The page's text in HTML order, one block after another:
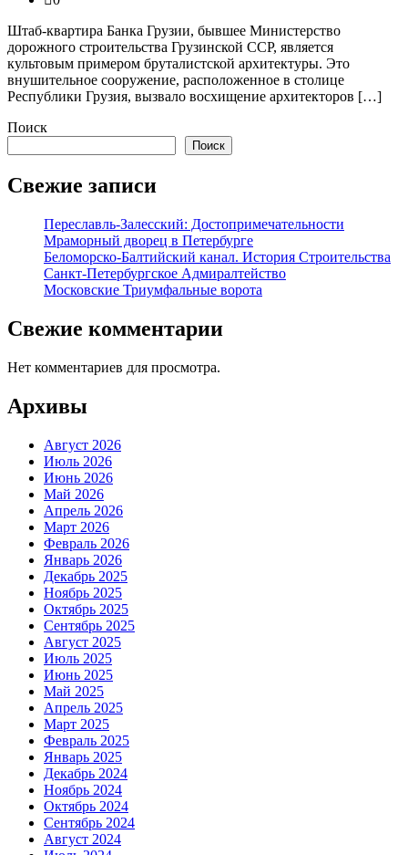
Штаб-квартира Банка Грузии, бывшее Министерство
дорожного строительства Грузинской ССР, является
культовым примером бруталистской архитектуры. Это
внушительное сооружение, расположенное в столице
Республики Грузия, вызвало восхищение архитекторов […]
Поиск
Поиск
Свежие записи
Переславль-Залесский: Достопримечательности
Мраморный дворец в Петербурге
Беломорско-Балтийский канал. История Строительства
Санкт-Петербургское Адмиралтейство
Московские Триумфальные ворота
Свежие комментарии
Нет комментариев для просмотра.
Архивы
Август 2026
Июль 2026
Июнь 2026
Май 2026
Апрель 2026
Март 2026
Февраль 2026
Январь 2026
Декабрь 2025
Ноябрь 2025
Октябрь 2025
Сентябрь 2025
Август 2025
Июль 2025
Июнь 2025
Май 2025
Апрель 2025
Март 2025
Февраль 2025
Январь 2025
Декабрь 2024
Ноябрь 2024
Октябрь 2024
Сентябрь 2024
Август 2024